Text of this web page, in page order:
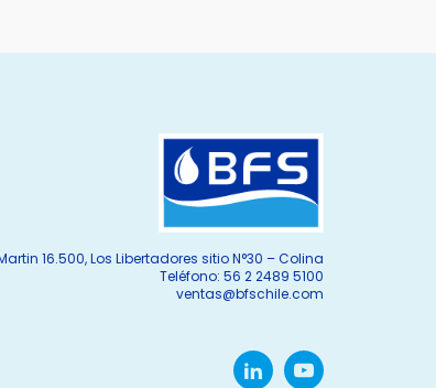
16.500, Los Libertadores sitio N°30 – Colina
Teléfono: 56 2 2489 5100
ventas@bfschile.com